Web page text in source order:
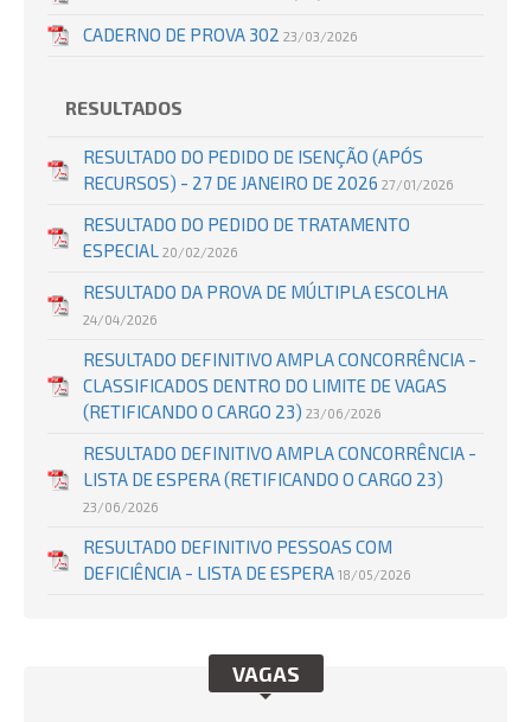
CADERNO DE PROVA 302 23/03/2026
RESULTADOS
RESULTADO DO PEDIDO DE ISENÇÃO (APÓS
RECURSOS) - 27 DE JANEIRO DE 2026 27/01/2026
RESULTADO DO PEDIDO DE TRATAMENTO
ESPECIAL 20/02/2026
RESULTADO DA PROVA DE MÚLTIPLA ESCOLHA
24/04/2026
RESULTADO DEFINITIVO AMPLA CONCORRÊNCIA -
CLASSIFICADOS DENTRO DO LIMITE DE VAGAS
(RETIFICANDO O CARGO 23) 23/06/2026
RESULTADO DEFINITIVO AMPLA CONCORRÊNCIA -
LISTA DE ESPERA (RETIFICANDO O CARGO 23)
23/06/2026
RESULTADO DEFINITIVO PESSOAS COM
DEFICIÊNCIA - LISTA DE ESPERA 18/05/2026
VAGAS